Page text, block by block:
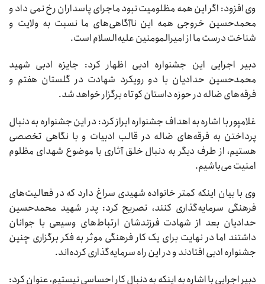
وی افزود: اگر این همه مظلومیت نبود ماجرای پاسداران رخ نمی داد و
محمدحسین خروجی همه این ناآگاهی‌های ما نسبت به ولایت و
شناخت درست ما از امیرالمومنین علیه‌السلام است.
دبیر اجرایی این جشنواره ادبی اظهار کرد: جایزه ادبی شهید
محمدحسین حدادیان با دو رویکرد شهادت در گلستان هفتم و
فرقه‌های ضاله در حوزه داستان کوتاه برگزار خواهد شد.
غلامپور با اشاره به اهداف جشنواره ابراز کرد: در این جشنواره به دنبال
پرداختن به فرقه‌های ضاله در قالب ادبیات و با نگاهی تخصصی
هستیم، از طرف دیگر به دنبال خلق آثاری با موضوع شهدای مظلوم
امنیت می‌باشیم.
وی با بیان اینکه کمتر خانواده شهیدی سراغ دارد که در فعالیت‌های
فرهنگی سرمایه‌گذاری کنند، تصریح کرد: پدر شهید محمدحسین
حدادیان بعد از شهادت فرزندشان ارتباط‌های وسیعی با جوانان
داشتند اما در نهایت برای یک کار فرهنگی موثر به فکر برگزاری چنین
جشنواره ادبی افتادند و در این راه سرمایه‌گذاری کرده‌اند.
دبیر اجرایی با اشاره به اینکه به دنبال کار احساسی نیستیم، عنوان کرد: